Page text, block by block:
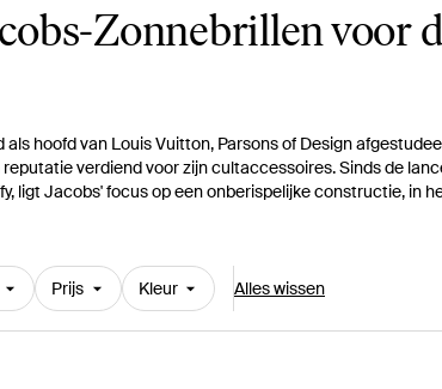
Zonnebrillen voor
hoofd van Louis Vuitton, Parsons of Design
verdiend voor zijn cultaccessoires. Sinds de
ligt Jacobs' focus op een onberispelijke constructie, in
koppelingen, merkjuwelen en zonnebrillen. Shop zijn
Prijs Kleur Alles wissen